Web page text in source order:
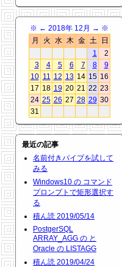
※ ← 2018年 12月 → ※
月
火 水 木 金 土
日
1
2
3
4 5 6 7 8
9
10 11 12 13 14 15 16
17 18 19 20 21 22 23
24 25 26 27 28 29 30
31
最近の記事
名前付きパイプを試して
みる
Windows10 の コマンド
プロンプトで矩形選択す
る
積ん読 2019/05/14
PostgerSQL
ARRAY_AGG の と
Oracle の LISTAGG
積ん読 2019/04/24